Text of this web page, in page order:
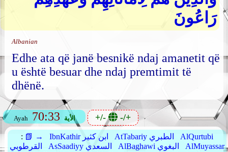
رَاعُونَ
Albanian
Edhe ata që janë besnikë ndaj amanetit që
u është besuar dhe ndaj premtimit të
dhënë.
Ayah 70:33 الأية +/- -/+
: 📗 → IbnKathir ابن كثير AtTabariy الطبري
AlQurtubi
القرطوبي
AsSaadiyy السعدي AlBaghawi البغوي
AlMuyassar